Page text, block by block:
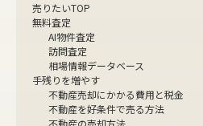
売りたいTOP
無料査定
AI物件査定
訪問査定
相場情報データベース
手残りを増やす
不動産売却にかかる費用と税金
不動産を好条件で売る方法